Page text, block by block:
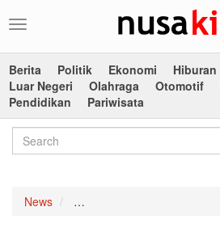
Toggle
Berita
Politik Ekonomi Hiburan
Luar Negeri
Olahraga Otomotif
Pendidikan
Pariwisata
News